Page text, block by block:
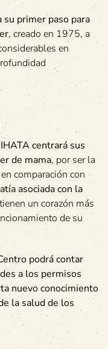
su primer paso para
, creado en 1975, a
en
centrará sus
de mama, por ser la
comparación con
asociada con la
un corazón más
de su
podrá contar
a los permisos
nuevo conocimiento
la salud de los